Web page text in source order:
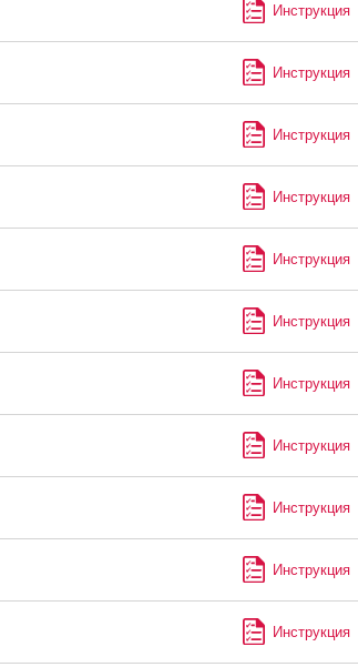
Инструкция
Инструкция
Инструкция
Инструкция
Инструкция
Инструкция
Инструкция
Инструкция
Инструкция
Инструкция
Инструкция